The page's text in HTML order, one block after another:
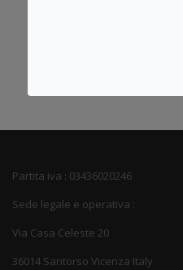
Partita iva : 03436020246
Sede legale e operativa :
Via Casa Celeste 20
36014 Santorso Vicenza Italy